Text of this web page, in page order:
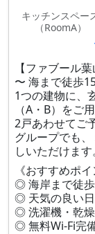
キッチンスペー
（RoomA）
【ファブール葉
〜 海まで徒歩
1つの建物に、
（A・B）をご
2戸あわせてご
グループでも
しいただけます。
《おすすめポイ
◎ 海岸まで徒
◎ 天気の良い
◎ 洗濯機・乾
◎ 無料Wi-Fi完